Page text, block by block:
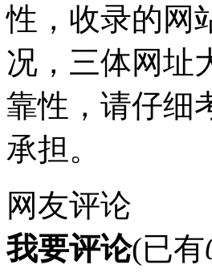
性，收录的网
况，三体网址
靠性，请仔细
承担。
网友评论
我要评论(已有